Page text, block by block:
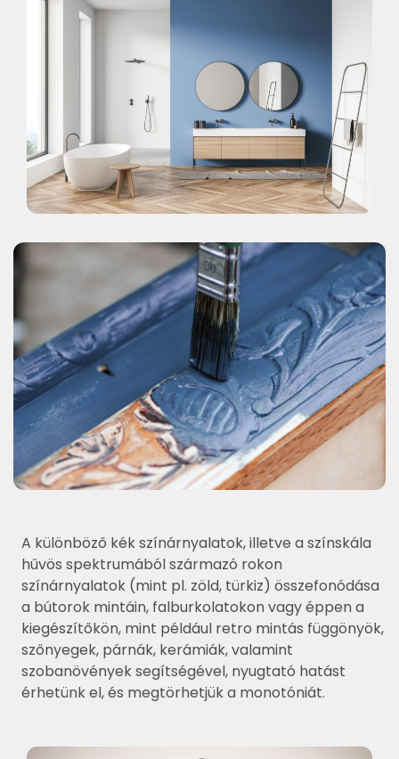
A különböző kék színárnyalatok, illetve a színskála
hűvös spektrumából származó rokon
színárnyalatok (mint pl. zöld, türkiz) összefonódása
a bútorok mintáin, falburkolatokon vagy éppen a
kiegészítőkön, mint például retro mintás függönyök,
szőnyegek, párnák, kerámiák, valamint
szobanövények segítségével, nyugtató hatást
érhetünk el, és megtörhetjük a monotóniát.